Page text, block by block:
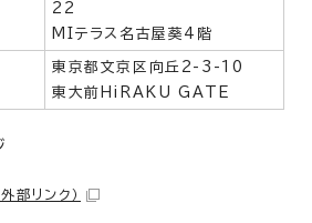
22
MIテラス名古屋葵4階
東京都文京区向丘2-3-10
東大前HiRAKU GATE
外部リンク）